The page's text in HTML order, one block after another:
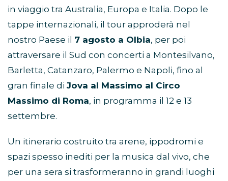
in viaggio tra Australia, Europa e Italia. Dopo le
tappe internazionali, il tour approderà nel
nostro Paese il 7 agosto a Olbia, per poi
attraversare il Sud con concerti a Montesilvano,
Barletta, Catanzaro, Palermo e Napoli, fino al
gran finale di Jova al Massimo al Circo
Massimo di Roma, in programma il 12 e 13
settembre.
Un itinerario costruito tra arene, ippodromi e
spazi spesso inediti per la musica dal vivo, che
per una sera si trasformeranno in grandi luoghi